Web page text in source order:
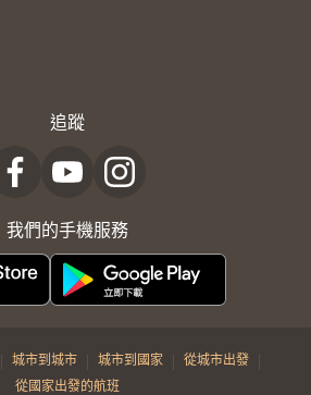
追蹤
我們的手機服務
| 城市到城市 | 城市到國家 | 從城市出發 |
從國家出發的航班